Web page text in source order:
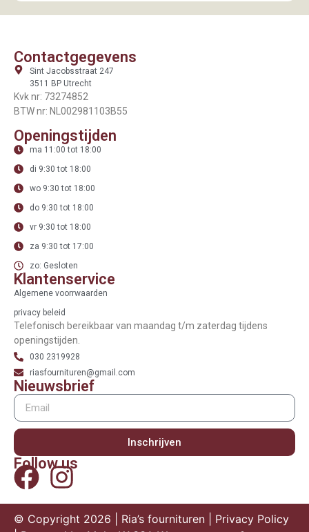
Contactgegevens
Sint Jacobsstraat 247
3511 BP Utrecht
Kvk nr: 73274852
BTW nr: NL002981103B55
Openingstijden
ma 11:00 tot 18:00
di 9:30 tot 18:00
wo 9:30 tot 18:00
do 9:30 tot 18:00
vr 9:30 tot 18:00
za 9:30 tot 17:00
zo: Gesloten
Klantenservice
Algemene voorrwaarden
privacy beleid
Telefonisch bereikbaar van maandag t/m zaterdag tijdens
openingstijden.
030 2319928
riasfournituren@gmail.com
Nieuwsbrief
Inschrijven
Follow us
© Copyright 2026 | Ria’s fournituren | Privacy Policy